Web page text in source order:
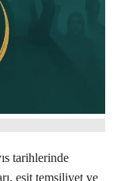
tarihlerinde
eşit temsiliyet ve